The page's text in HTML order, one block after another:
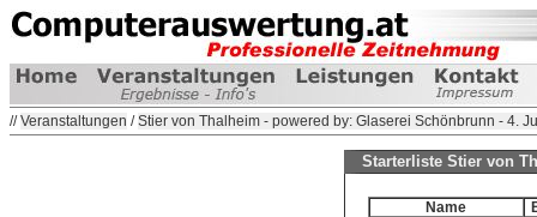
//Veranstaltungen /Stier von Thalheim - powered by: Glaserei Schönbrunn - 4.
Starterliste Stier von
Name